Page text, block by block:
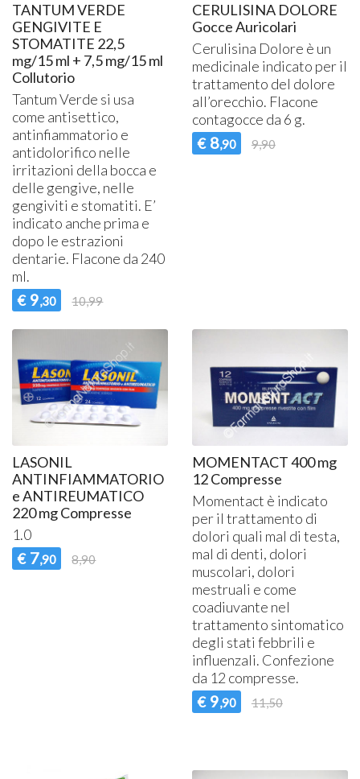
TANTUM VERDE
GENGIVITE E
STOMATITE 22,5
mg/15 ml + 7,5 mg/15 ml
Collutorio
Tantum Verde si usa
come antisettico,
antinfiammatorio e
antidolorifico nelle
irritazioni della bocca e
delle gengive, nelle
gengiviti e stomatiti. E’
indicato anche prima e
dopo le estrazioni
dentarie. Flacone da 240
ml.
€ 9,30 10,99
CERULISINA DOLORE
Gocce Auricolari
Cerulisina Dolore è un
medicinale indicato per il
trattamento del dolore
all’orecchio. Flacone
contagocce da 6 g.
€ 8,90 9,90
LASONIL
ANTINFIAMMATORIO
e ANTIREUMATICO
220 mg Compresse
1.0
€ 7,90 8,90
MOMENTACT 400 mg
12 Compresse
Momentact è indicato
per il trattamento di
dolori quali mal di testa,
mal di denti, dolori
muscolari, dolori
mestruali e come
coadiuvante nel
trattamento sintomatico
degli stati febbrili e
influenzali. Confezione
da 12 compresse.
€ 9,90 11,50